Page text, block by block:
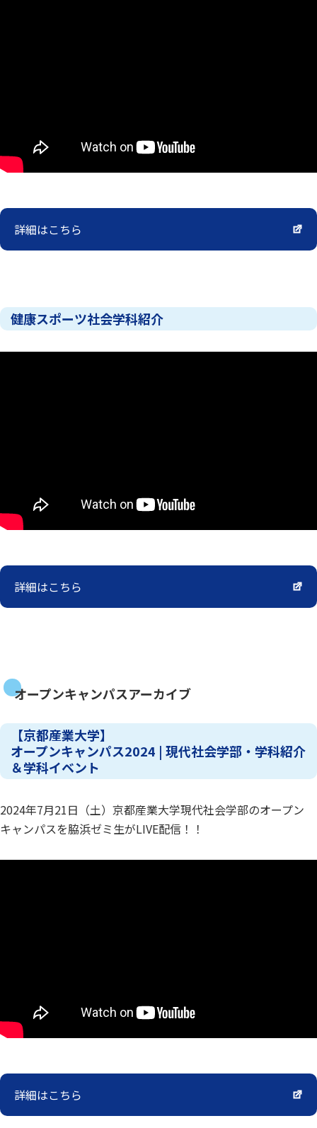
詳細はこちら
健康スポーツ社会学科紹介
詳細はこちら
オープンキャンパスアーカイブ
【京都産業大学】
オープンキャンパス2024 | 現代社会学部・学科紹介
＆学科イベント
2024年7月21日（土）京都産業大学現代社会学部のオープン
キャンパスを脇浜ゼミ生がLIVE配信！！
詳細はこちら